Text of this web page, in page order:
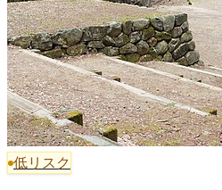
低リスク